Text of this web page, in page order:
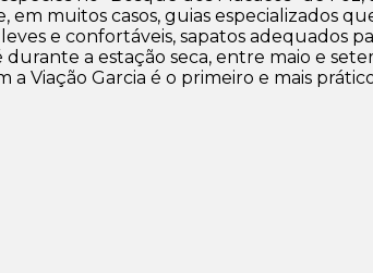
muitos casos, guias especializados
e confortáveis, sapatos adequados
a estação seca, entre maio e
a Viação Garcia é o primeiro e mais